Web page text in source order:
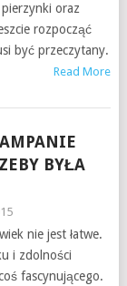
oraz
rozpocząć
być przeczytany.
Read More
BYŁA
nie jest łatwe.
i zdolności
fascynującego.